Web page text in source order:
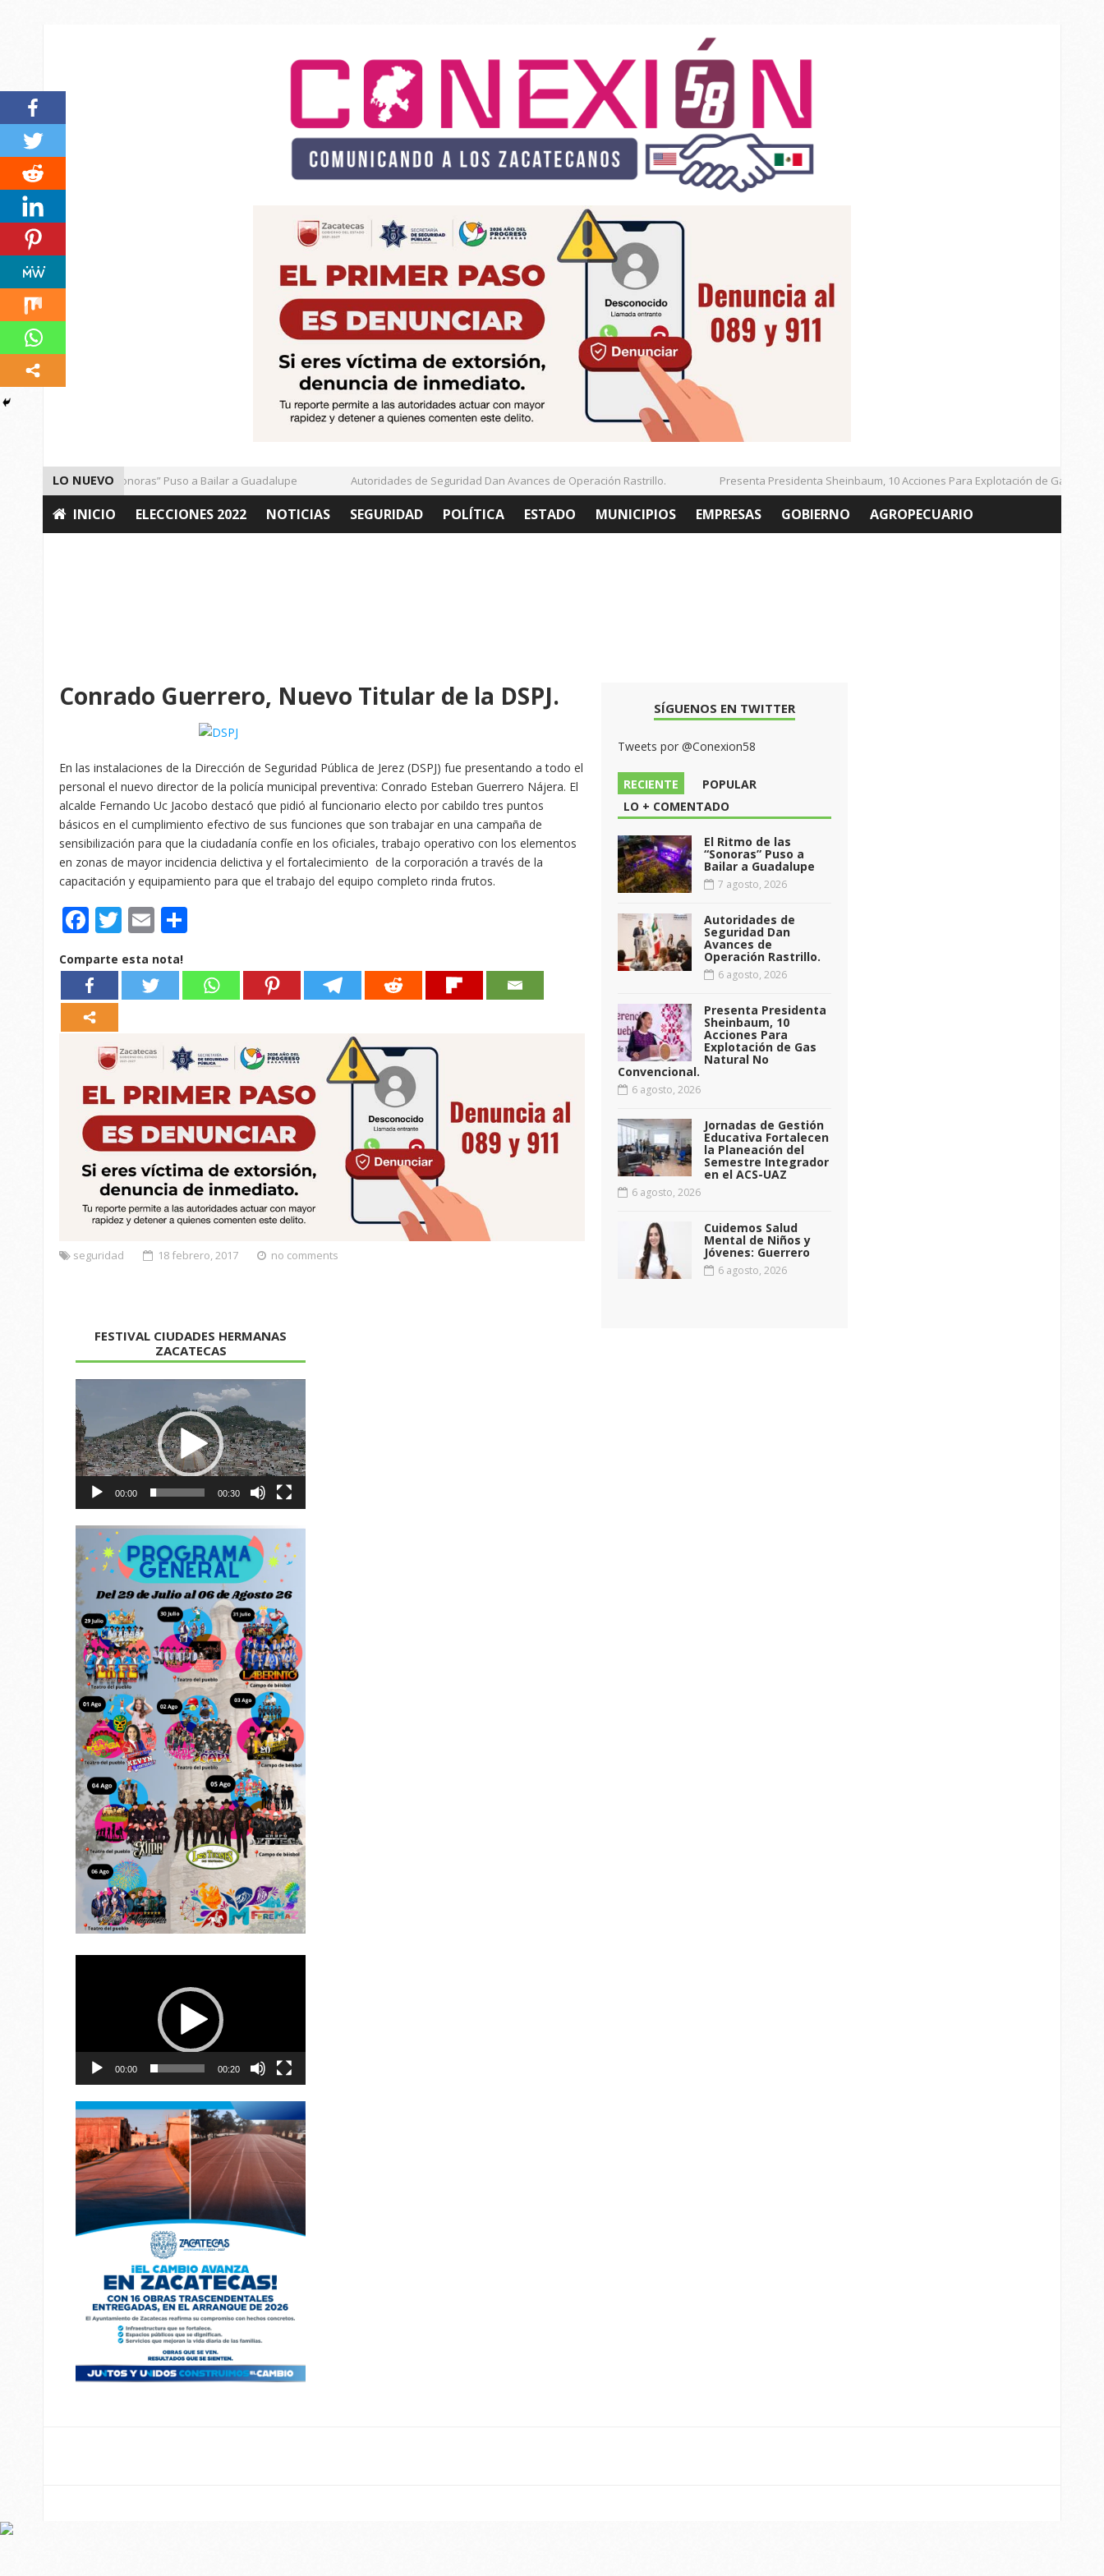
LO NUEVO
El Ritmo de las “Sonoras” Puso a Bailar a Guadalupe Autoridades de Seguridad Dan Avances de Operación Rastrillo. Presenta Presidenta Sheinbaum, 10 Acciones Para Explotación de Gas Natural
INICIO ELECCIONES 2022 NOTICIAS SEGURIDAD POLÍTICA ESTADO MUNICIPIOS EMPRESAS GOBIERNO AGROPECUARIO
Conrado Guerrero, Nuevo Titular de la DSPJ.
En las instalaciones de la Dirección de Seguridad Pública de Jerez (DSPJ) fue presentando a todo el
personal el nuevo director de la policía municipal preventiva: Conrado Esteban Guerrero Nájera. El
alcalde Fernando Uc Jacobo destacó que pidió al funcionario electo por cabildo tres puntos
básicos en el cumplimiento efectivo de sus funciones que son trabajar en una campaña de
sensibilización para que la ciudadanía confíe en los oficiales, trabajo operativo con los elementos
en zonas de mayor incidencia delictiva y el fortalecimiento de la corporación a través de la
capacitación y equipamiento para que el trabajo del equipo completo rinda frutos.
Facebook
Twitter
Email
Comparte esta nota!
seguridad 18 febrero, 2017 no comments
SÍGUENOS EN TWITTER
Tweets por @Conexion58
RECIENTE
POPULAR
LO + COMENTADO
El Ritmo de las
“Sonoras” Puso a
Bailar a Guadalupe
7 agosto, 2026
Autoridades de
Seguridad Dan
Avances de
Operación Rastrillo.
6 agosto, 2026
Presenta Presidenta
Sheinbaum, 10
Acciones Para
Explotación de Gas
Natural No
Convencional.
6 agosto, 2026
Jornadas de Gestión
Educativa Fortalecen
la Planeación del
Semestre Integrador
en el ACS-UAZ
6 agosto, 2026
Cuidemos Salud
Mental de Niños y
Jóvenes: Guerrero
6 agosto, 2026
FESTIVAL CIUDADES HERMANAS
ZACATECAS
de
vídeo
00:00 00:30
00:00 00:20